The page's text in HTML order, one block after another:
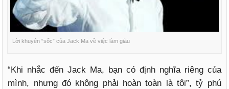
Lời khuyên “sốc” của Jack Ma về việc làm giàu
“Khi nhắc đến Jack Ma, bạn có định nghĩa riêng của
mình, nhưng đó không phải hoàn toàn là tôi”, tỷ phú